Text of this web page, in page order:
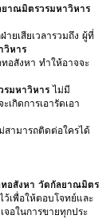
าณมิตรวรมหาวิหาร
ยเสียเวลารวมถึง ผู้ที่
วิหาร
อสังหา ทำให้อาจจะ
รมหาวิหารไม่มี
กิดการเอารัดเอา
สามารถติดต่อใครได้
อสังหา วัดกัลยาณมิตร
เพื่อให้ตอบโจทย์และ
อในการขายทุกประ